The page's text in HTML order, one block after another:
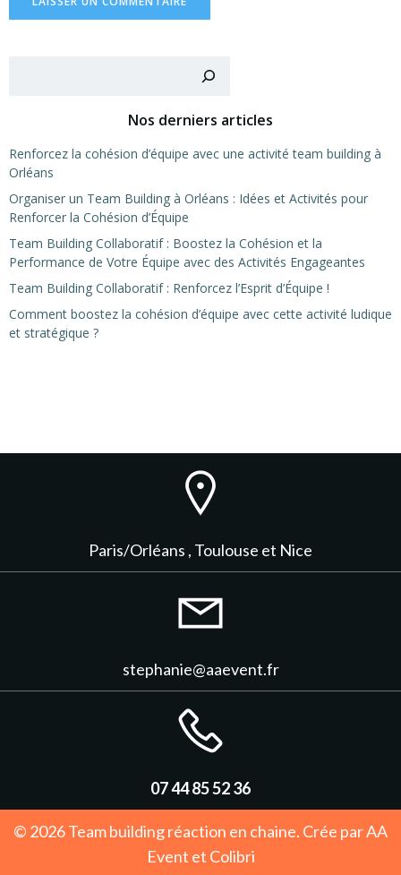
Nos derniers articles
Renforcez la cohésion d’équipe avec une activité team building à
Orléans
Organiser un Team Building à Orléans : Idées et Activités pour
Renforcer la Cohésion d’Équipe
Team Building Collaboratif : Boostez la Cohésion et la
Performance de Votre Équipe avec des Activités Engageantes
Team Building Collaboratif : Renforcez l’Esprit d’Équipe !
Comment boostez la cohésion d’équipe avec cette activité ludique
et stratégique ?
Paris/Orléans , Toulouse et Nice
stephanie@aaevent.fr
07 44 85 52 36
© 2026 Team building réaction en chaine. Crée par AA
Event et Colibri